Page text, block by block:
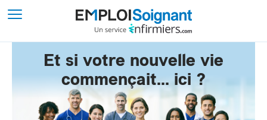
Et si votre nouvelle vie
commençait... ici ?